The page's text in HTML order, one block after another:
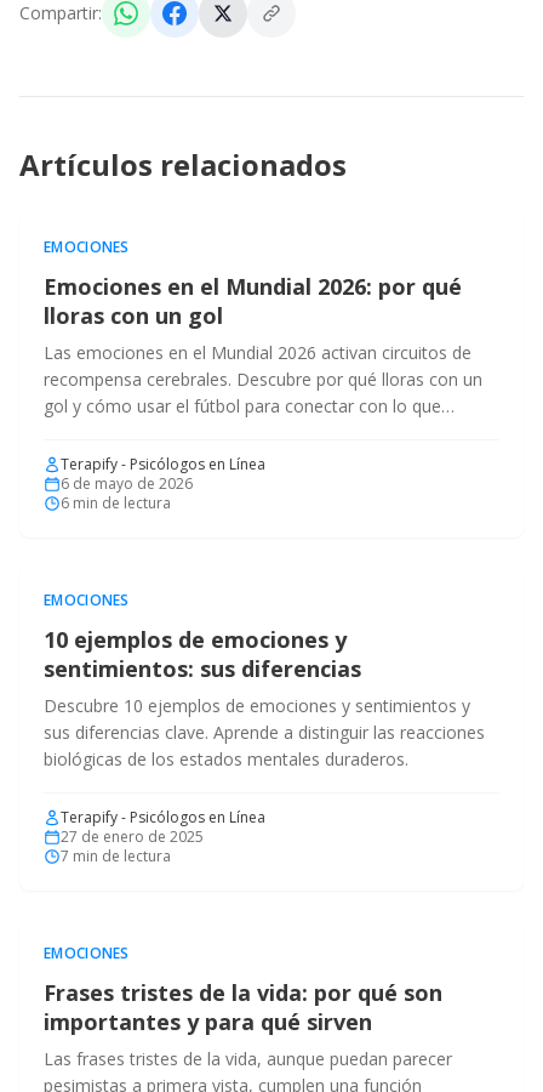
Compartir:
Artículos relacionados
EMOCIONES
Emociones en el Mundial 2026: por qué
lloras con un gol
Las emociones en el Mundial 2026 activan circuitos de
recompensa cerebrales. Descubre por qué lloras con un
gol y cómo usar el fútbol para conectar con lo que
Terapify - Psicólogos en Línea
6 de mayo de 2026
6 min de lectura
EMOCIONES
10 ejemplos de emociones y
sentimientos: sus diferencias
Descubre 10 ejemplos de emociones y sentimientos y
sus diferencias clave. Aprende a distinguir las reacciones
biológicas de los estados mentales duraderos.
Terapify - Psicólogos en Línea
27 de enero de 2025
7 min de lectura
EMOCIONES
Frases tristes de la vida: por qué son
importantes y para qué sirven
Las frases tristes de la vida, aunque puedan parecer
pesimistas a primera vista, cumplen una función